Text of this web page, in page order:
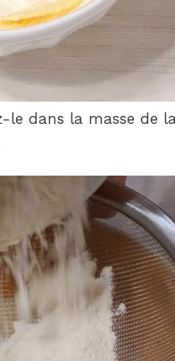
le dans la masse de